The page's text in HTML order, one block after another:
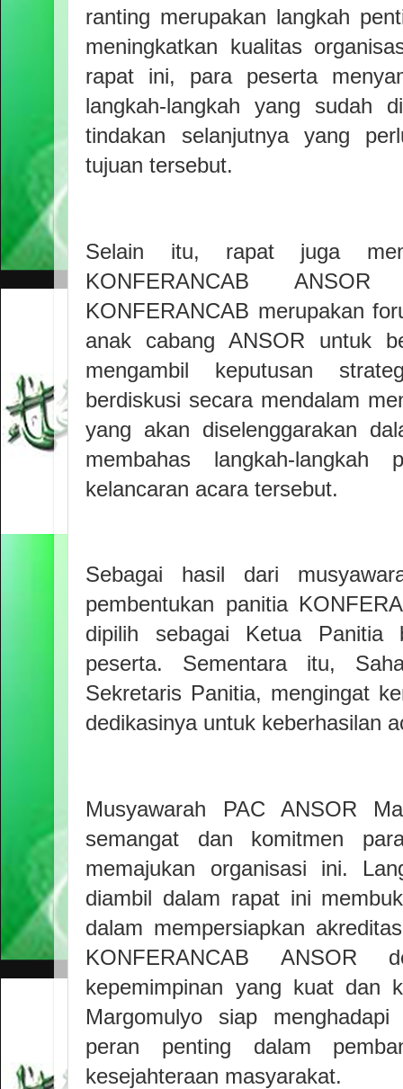
ranting merupakan langkah
meningkatkan kualitas
rapat ini, para peserta
langkah-langkah yang sudah
tindakan selanjutnya yang
tujuan tersebut.
Selain itu, rapat juga
KONFERANCAB
KONFERANCAB merupakan
anak cabang ANSOR untuk
mengambil keputusan
berdiskusi secara mendalam
yang akan diselenggarakan
membahas langkah-langkah
kelancaran acara tersebut.
Sebagai hasil dari
pembentukan panitia
dipilih sebagai Ketua Panitia
peserta. Sementara itu,
Sekretaris Panitia, mengingat
dedikasinya untuk keberhasilan
Musyawarah PAC ANSOR
semangat dan komitmen
memajukan organisasi ini.
diambil dalam rapat ini
dalam mempersiapkan
KONFERANCAB ANSOR
kepemimpinan yang kuat dan
Margomulyo siap
peran penting dalam
kesejahteraan masyarakat.